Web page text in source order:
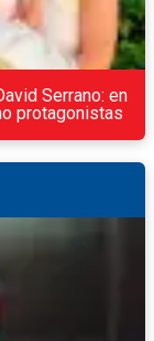
Serrano: en
protagonistas